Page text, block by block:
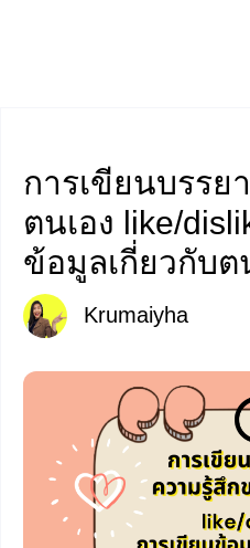
การเขียนบรรย
ตนเอง like/
ข้อมูลเกี่ยวกับต
Krumaiyha